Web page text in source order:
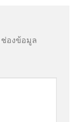
ช่องข้อมูล